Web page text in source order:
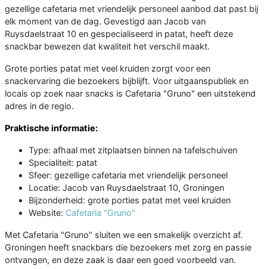
gezellige cafetaria met vriendelijk personeel aanbod dat past bij
elk moment van de dag. Gevestigd aan Jacob van
Ruysdaelstraat 10 en gespecialiseerd in patat, heeft deze
snackbar bewezen dat kwaliteit het verschil maakt.
Grote porties patat met veel kruiden zorgt voor een
snackervaring die bezoekers bijblijft. Voor uitgaanspubliek en
locals op zoek naar snacks is Cafetaria "Gruno" een uitstekend
adres in de regio.
Praktische informatie:
Type: afhaal met zitplaatsen binnen na tafelschuiven
Specialiteit: patat
Sfeer: gezellige cafetaria met vriendelijk personeel
Locatie: Jacob van Ruysdaelstraat 10, Groningen
Bijzonderheid: grote porties patat met veel kruiden
Website: Cafetaria "Gruno"
Met Cafetaria "Gruno" sluiten we een smakelijk overzicht af.
Groningen heeft snackbars die bezoekers met zorg en passie
ontvangen, en deze zaak is daar een goed voorbeeld van.